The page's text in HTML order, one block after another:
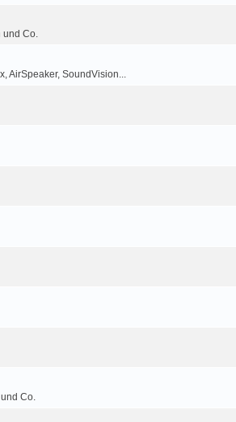
und Co.
AirSpeaker, SoundVision...
Co.